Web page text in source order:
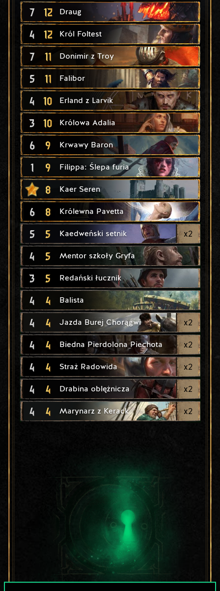
7 12 Draug
4 12 Król Foltest
7 11 Donimir z Troy
5 11 Falibor
4 10 Erland z Larvik
3 10 Królowa Adalia
6 9 Krwawy Baron
1 9 Filippa: Ślepa furia
8 Kaer Seren
6 8 Królewna Pavetta
5 5 Kaedweński setnik x2
4 5 Mentor szkoły Gryfa
3 5 Redański łucznik
4 4 Balista
4 4 Jazda Burej Chorągwi x2
4 4 Biedna Pierdolona Piechota x2
4 4 Straż Radowida x2
4 4 Drabina oblężnicza x2
4 4 Marynarz z Kerack x2